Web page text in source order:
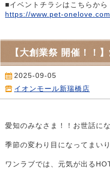
■イベントチラシはこちらから
https://www.pet-
【大創業祭 開催！！
2025-09-05
イオンモール新瑞橋店
愛知のみなさま！！お世話に
季節の変わり目になってまい
ワンラブでは、元気が出る